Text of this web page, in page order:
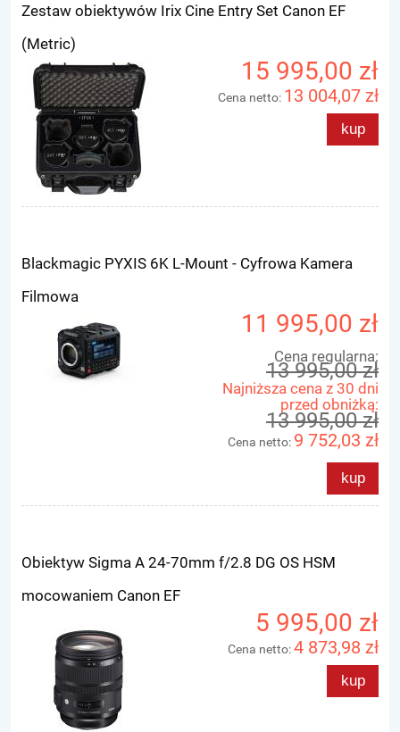
Zestaw obiektywów Irix Cine Entry Set Canon EF
(Metric)
15 995,00 zł
Cena netto: 13 004,07 zł
kup
Blackmagic PYXIS 6K L-Mount - Cyfrowa Kamera
Filmowa
11 995,00 zł
Cena regularna:
13 995,00 zł
Najniższa cena z 30 dni
przed obniżką:
13 995,00 zł
Cena netto: 9 752,03 zł
kup
Obiektyw Sigma A 24-70mm f/2.8 DG OS HSM
mocowaniem Canon EF
5 995,00 zł
Cena netto:4 873,98 zł
kup